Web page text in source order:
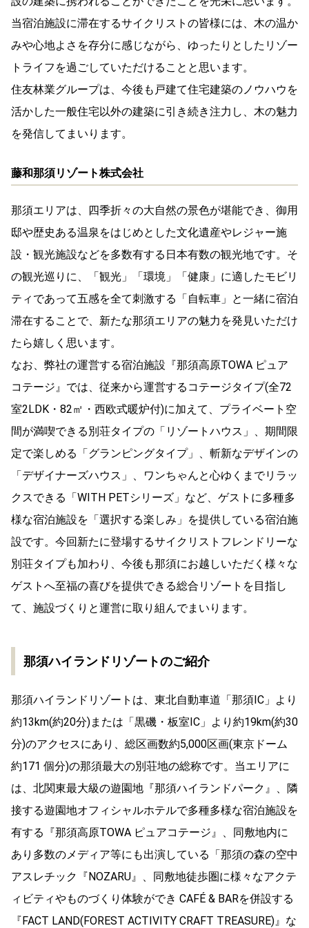
当宿泊施設に滞在するサイクリストの皆様には、木の温か
みや心地よさを存分に感じながら、ゆったりとしたリゾー
トライフを過ごしていただけることと思います。
住友林業グループは、今後も戸建て住宅建築のノウハウを
活かした一般住宅以外の建築に引き続き注力し、木の魅力
を発信してまいります。
藤和那須リゾート株式会社
那須エリアは、四季折々の大自然の景色が堪能でき、御用
邸や歴史ある温泉をはじめとした文化遺産やレジャー施
設・観光施設などを多数有する日本有数の観光地です。そ
の観光巡りに、「観光」「環境」「健康」に適したモビリ
ティであって五感を全て刺激する「自転車」と一緒に宿泊
滞在することで、新たな那須エリアの魅力を発見いただけ
たら嬉しく思います。
なお、弊社の運営する宿泊施設『那須高原TOWA ピュア
コテージ』では、従来から運営するコテージタイプ(全72
室2LDK・82㎡・西欧式暖炉付)に加えて、プライベート空
間が満喫できる別荘タイプの「リゾートハウス」、期間限
定で楽しめる「グランピングタイプ」、斬新なデザインの
「デザイナーズハウス」、ワンちゃんと心ゆくまでリラッ
クスできる「WITH PETシリーズ」など、ゲストに多種多
様な宿泊施設を「選択する楽しみ」を提供している宿泊施
設です。今回新たに登場するサイクリストフレンドリーな
別荘タイプも加わり、今後も那須にお越しいただく様々な
ゲストへ至福の喜びを提供できる総合リゾートを目指し
て、施設づくりと運営に取り組んでまいります。
那須ハイランドリゾートのご紹介
那須ハイランドリゾートは、東北自動車道「那須IC」より
約13km(約20分)または「黒磯・板室IC」より約19km(約30
分)のアクセスにあり、総区画数約5,000区画(東京ドーム
約171 個分)の那須最大の別荘地の総称です。当エリアに
は、北関東最大級の遊園地『那須ハイランドパーク』、隣
接する遊園地オフィシャルホテルで多種多様な宿泊施設を
有する『那須高原TOWA ピュアコテージ』、同敷地内に
あり多数のメディア等にも出演している「那須の森の空中
アスレチック『NOZARU』、同敷地徒歩圏に様々なアクテ
ィビティやものづくり体験ができ CAFÉ & BARを併設する
『FACT LAND(FOREST ACTIVITY CRAFT TREASURE)』な